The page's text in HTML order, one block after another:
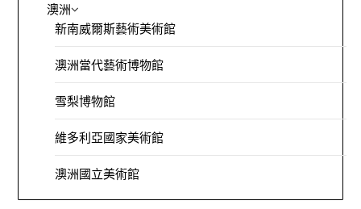
澳洲
新南威爾斯藝術美術館
澳洲當代藝術博物館
雪梨博物館
維多利亞國家美術館
澳洲國立美術館